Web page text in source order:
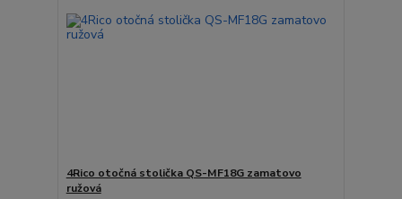
4Rico otočná stolička QS-MF18G zamatovo
ružová